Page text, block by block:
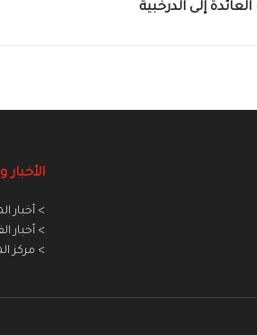
إلى الدرخبية
الأخبار
> أخبار
> أخبار
> مركز